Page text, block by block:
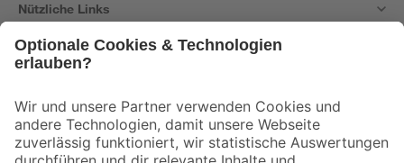
Nützliche Links
Der toom Newsletter: Keine Angebote und Aktionen mehr verpassen!
Zur Newsletter Anmeldung